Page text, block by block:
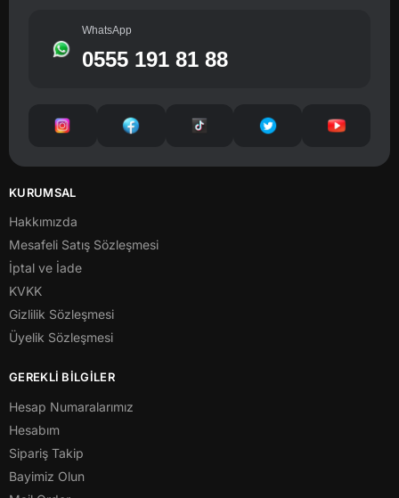
WhatsApp
0555 191 81 88
KURUMSAL
Hakkımızda
Mesafeli Satış Sözleşmesi
İptal ve İade
KVKK
Gizlilik Sözleşmesi
Üyelik Sözleşmesi
GEREKLİ BİLGİLER
Hesap Numaralarımız
Hesabım
Sipariş Takip
Bayimiz Olun